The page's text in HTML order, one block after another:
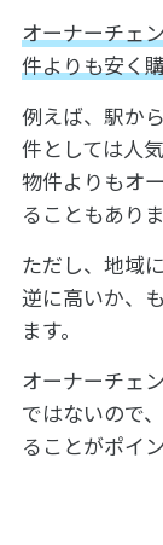
オーナーチェ
件よりも安く
例えば、駅か
件としては人
物件よりもオ
ることもありま
ただし、地域
逆に高いか、
ます。
オーナーチェ
ではないので
ることがポイ